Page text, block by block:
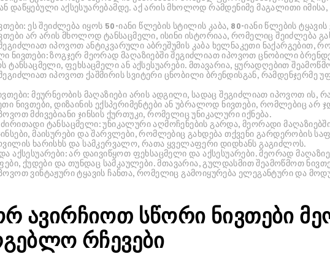
დაწყებული აქსესუარებამდე. აქ არის მხოლოდ რამდენიმე მაგალითი
ეს შეიძლება იყოს 50-იანი წლების სტილის კაბა, 80-იანი წლების
არ არის მხოლოდ ტანსაცმელი, ისინი ისტორიაა, რომელიც შეიძლება
იპოვოთ ანტიკვარული აბრეშუმის კაბა ხელნაკეთი ნაქარგებით,
ნივთები:ზოგჯერ მეორად მაღაზიებში შეგიძლიათ იპოვოთ ცნობილი
ტანსაცმელი, ფეხსაცმელი ან აქსესუარები. მთავარია, ყურადღებით
იპოვოთ ქაშმირის სვიტერი ცნობილი ბრენდისგან,
მეურნეობის მაღაზიები არის ადგილი, სადაც შეგიძლიათ იპოვოთ ის,
ნივთები, დიზაინის ექსპერიმენტები ან უბრალოდ ნივთები, რომლებიც არ
მძივებიანი ჯინსის ქურთუკი, რომელიც უნიკალური იქნება.
ტანსაცმელი:უნიკალური აღმოჩენების გარდა, მეორადი
მაისურები და შარვლები, რომლებიც გახდება თქვენი გარდერობის
ხარისხს და სამკერვალო, რათა ყველაფერი დიდხანს გაგიძლოს.
აქსესუარები:არ დაივიწყოთ ფეხსაცმელი და აქსესუარები. მეორად
ქუდები და თუნდაც სამკაულები. მთავარია, გულდასმით შეამოწმოთ
ვინტაჟური ტყავის ჩანთა, რომელიც გამოიყურება ელეგანტური და
ავირჩიოთ სწორი ნივთები
რჩევები